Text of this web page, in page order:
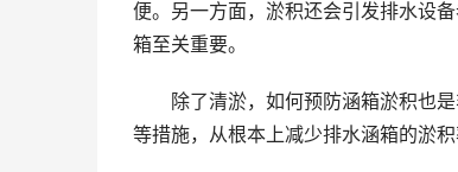
便。另一方面，淤积还会引发排水设
箱至关重要。
除了清淤，如何预防涵箱淤积也
等措施，从根本上减少排水涵箱的淤积